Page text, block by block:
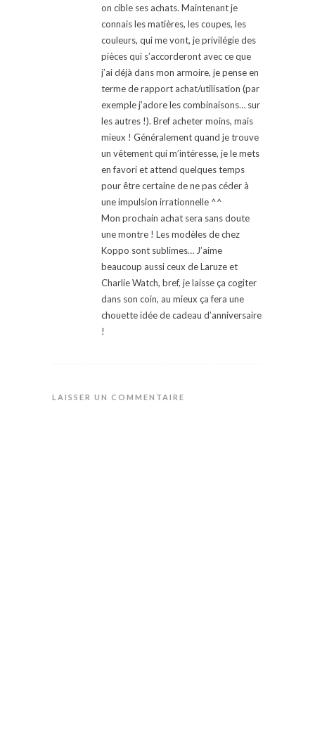
on cible ses achats. Maintenant je
connais les matières, les coupes, les
couleurs, qui me vont, je privilégie des
pièces qui s’accorderont avec ce que
j’ai déjà dans mon armoire, je pense en
terme de rapport achat/utilisation (par
exemple j’adore les combinaisons… sur
les autres !). Bref acheter moins, mais
mieux ! Généralement quand je trouve
un vêtement qui m’intéresse, je le mets
en favori et attend quelques temps
pour être certaine de ne pas céder à
une impulsion irrationnelle ^^
Mon prochain achat sera sans doute
une montre ! Les modèles de chez
Koppo sont sublimes… J’aime
beaucoup aussi ceux de Laruze et
Charlie Watch, bref, je laisse ça cogiter
dans son coin, au mieux ça fera une
chouette idée de cadeau d’anniversaire
!
LAISSER UN COMMENTAIRE